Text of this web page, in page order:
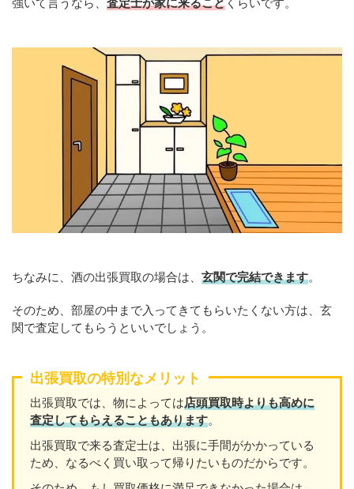
ちなみに、酒の出張買取の場合は、 玄関で完結できます。
そのため、部屋の中まで入ってきてもらいたくない方は、玄
関で査定してもらうといいでしょう。
出張買取の特別なメリット
出張買取では、物によっては店頭買取時よりも高めに
査定してもらえることもあります。
出張買取で来る査定士は、出張に手間がかかっている
ため、なるべく買い取って帰りたいものだからです。